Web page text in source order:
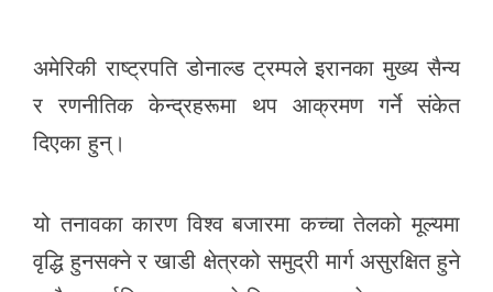
अमेरिकी राष्ट्रपति डोनाल्ड ट्रम्पले इरानका मुख्य सैन्य
र रणनीतिक केन्द्रहरूमा थप आक्रमण गर्ने संकेत
दिएका हुन्।
यो तनावका कारण विश्व बजारमा कच्चा तेलको मूल्यमा
वृद्धि हुनसक्ने र खाडी क्षेत्रको समुद्री मार्ग असुरक्षित हुने